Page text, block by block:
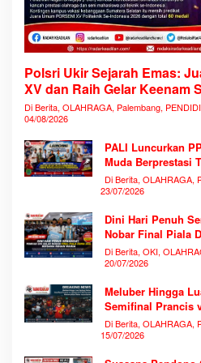
Polsri Ukir Sejarah Emas:
XV dan Raih Gelar Keenam
Di Berita, OLAHRAGA, Palembang,
04/08/2026
PALI Luncurkan
Muda Berprestasi
Pendidikan
Di Berita, OLAHRAGA,
23/07/2026
Dini Hari Penuh
Nobar Final Piala
Warga
Di Berita, OKI,
20/07/2026
Meluber Hingga
Semifinal Prancis
Memecahkan
Di Berita, OLAHRAGA,
15/07/2026